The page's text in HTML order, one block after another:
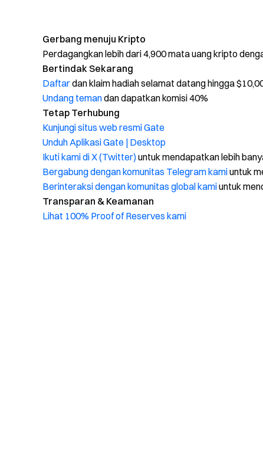
Gerbang menuju Kripto
Perdagangkan lebih dari 4,900 mata uang kripto
Bertindak Sekarang
Daftardan klaim hadiah selamat datang hingga
Undang temandan dapatkan komisi 40%
Tetap Terhubung
Kunjungi situs web resmi Gate
Unduh Aplikasi Gate | Desktop
Ikuti kami di X (Twitter)untuk mendapatkan lebih
Bergabung dengan komunitas Telegram kamiuntuk
Berinteraksi dengan komunitas global kamiuntuk
Transparan & Keamanan
Lihat 100% Proof of Reserves kami